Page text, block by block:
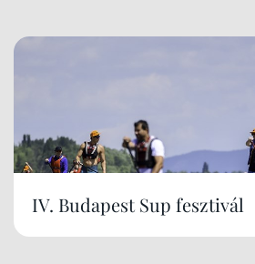
IV. Budapest Sup fesztivál